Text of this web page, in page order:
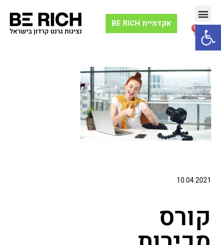
Open toolbar
0 אקדמיית BE RICH
10.04.2021
קורס